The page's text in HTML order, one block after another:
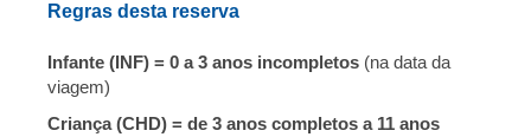
Regras desta reserva
Infante (INF) = 0 a 3 anos incompletos (na data da
viagem)
Criança (CHD) = de 3 anos completos a 11 anos